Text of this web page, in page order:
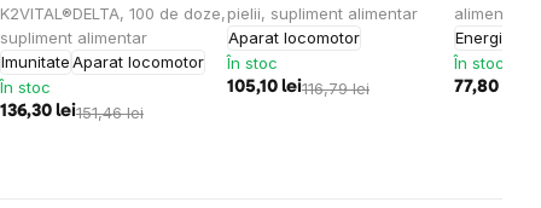
K2VITAL®DELTA, 100 de doze,
supliment alimentar
ImunitateAparat locomotor
În stoc
136,30 lei151,46 lei
pielii, supliment alimentar
Aparat locomotor
În stoc
105,10 lei116,79 lei
alimentar
Energie
În stoc
77,80 lei